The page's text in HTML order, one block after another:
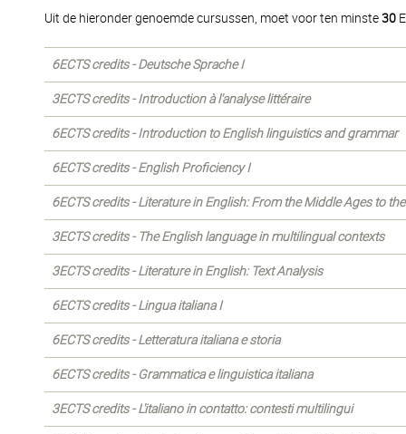
Uit de hieronder genoemde cursussen, moet voor ten minste30
6ECTS credits - Deutsche Sprache I
3ECTS credits - Introduction à l'analyse littéraire
6ECTS credits - Introduction to English linguistics and grammar
6ECTS credits - English Proficiency I
6ECTS credits - Literature in English: From the Middle Ages to
3ECTS credits - The English language in multilingual contexts
3ECTS credits - Literature in English: Text Analysis
6ECTS credits - Lingua italiana I
6ECTS credits - Letteratura italiana e storia
6ECTS credits - Grammatica e linguistica italiana
3ECTS credits - L'italiano in contatto: contesti multilingui